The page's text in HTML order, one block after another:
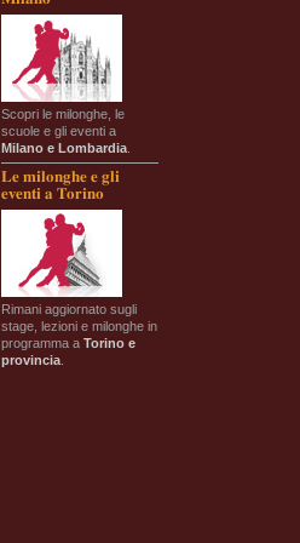
Scopri le milonghe, le
scuole e gli eventi a
Milano e Lombardia
Le milonghe e gli
eventi a Torino
Rimani aggiornato sugli
stage, lezioni e milonghe in
programma a Torino e
provincia